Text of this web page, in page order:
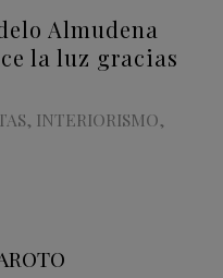
Almudena
la luz gracias
, INTERIORISMO,